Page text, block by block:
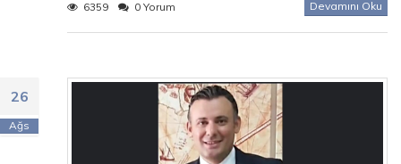
6359 0 Yorum Devamını Oku
26
Ağs